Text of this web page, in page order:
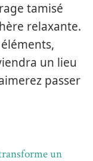
tamisé
relaxante.
un lieu
passer
un